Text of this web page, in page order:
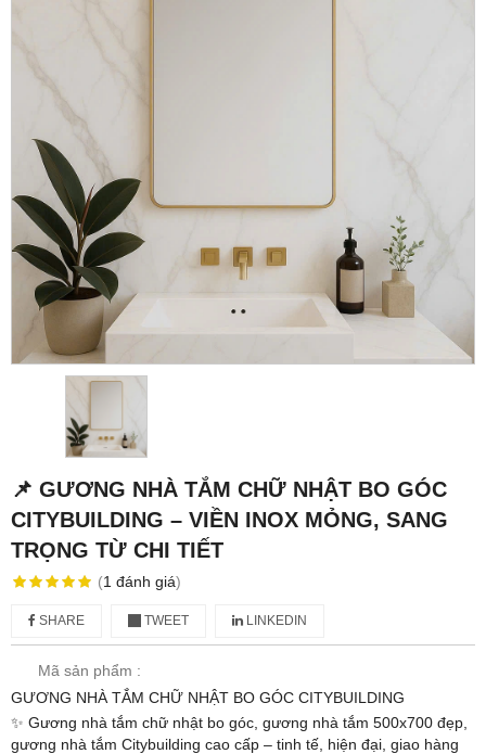
📌 GƯƠNG NHÀ TẮM CHỮ NHẬT BO GÓC
CITYBUILDING – VIỀN INOX MỎNG, SANG
TRỌNG TỪ CHI TIẾT
(1 đánh giá)
SHARE TWEET LINKEDIN
Mã sản phẩm :
GƯƠNG NHÀ TẮM CHỮ NHẬT BO GÓC CITYBUILDING
✨ Gương nhà tắm chữ nhật bo góc, gương nhà tắm 500x700 đẹp,
gương nhà tắm Citybuilding cao cấp – tinh tế, hiện đại, giao hàng